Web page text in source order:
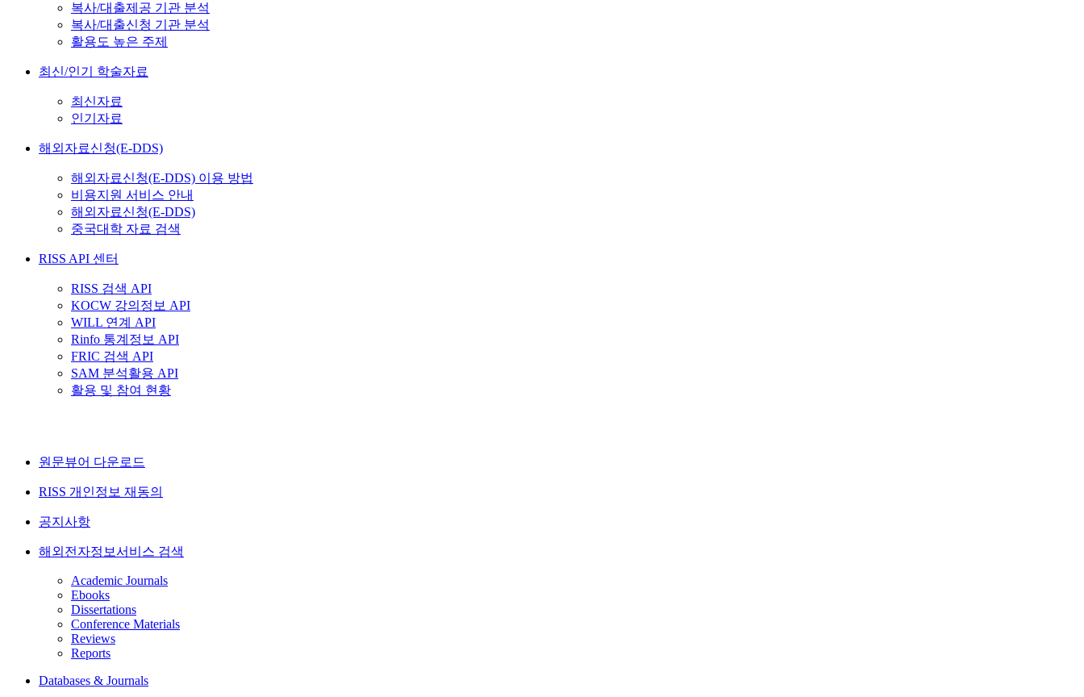
복사/대출제공 기관 분석
복사/대출신청 기관 분석
활용도 높은 주제
최신/인기 학술자료
최신자료
인기자료
해외자료신청(E-DDS)
해외자료신청(E-DDS) 이용 방법
비용지원 서비스 안내
해외자료신청(E-DDS)
중국대학 자료 검색
RISS API 센터
RISS 검색 API
KOCW 강의정보 API
WILL 연계 API
Rinfo 통계정보 API
FRIC 검색 API
SAM 분석활용 API
활용 및 참여 현황
원문뷰어 다운로드
RISS 개인정보 재동의
공지사항
해외전자정보서비스 검색
Academic Journals
Ebooks
Dissertations
Conference Materials
Reviews
Reports
Databases & Journals